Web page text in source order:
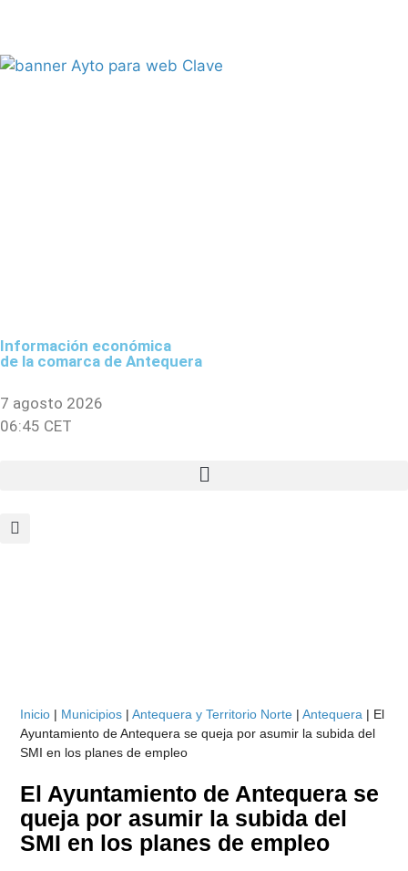
Información económica
de la comarca de Antequera
7 agosto 2026
06:45 CET
Inicio | Municipios |Antequera y Territorio Norte |Antequera | El
Ayuntamiento de Antequera se queja por asumir la subida del
SMI en los planes de empleo
El Ayuntamiento de Antequera se
queja por asumir la subida del
SMI en los planes de empleo